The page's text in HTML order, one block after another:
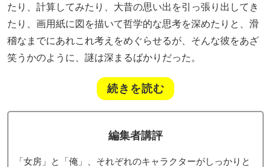
たり、計算してみたり、大昔の思い出を引っ張り出してき
たり、画用紙に図を描いて哲学的な思考を深めたりと、滑
稽なまでにあれこれ考えをめぐらせるが、そんな彼をあざ
笑うかのように、謎は深まるばかりだった。
続きを読む
編集者講評
「女房」と「俺」、それぞれのキャラクターがしっかりと